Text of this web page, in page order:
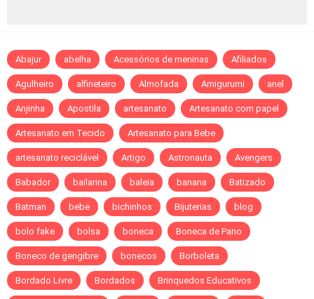
Abajur abelha Acessórios de meninas Afiliados
Agulheiro alfineteiro Almofada Amigurumi anel
Anjinha Apostila artesanato Artesanato com papel
Artesanato em Tecido Artesanato para Bebe
artesanato reciclável Artigo Astronauta Avengers
Babador bailarina baleia banana Batizado
Batman bebe bichinhos Bijuterias blog
bolo fake bolsa boneca Boneca de Pano
Boneco de gengibre bonecos Borboleta
Bordado Livre Bordados Brinquedos Educativos